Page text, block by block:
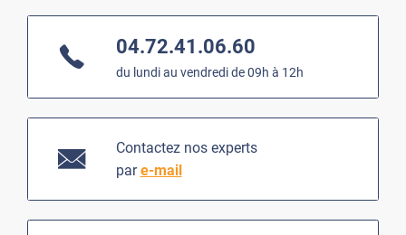
04.72.41.06.60
du lundi au vendredi de 09h à 12h
Contactez nos experts
pare-mail